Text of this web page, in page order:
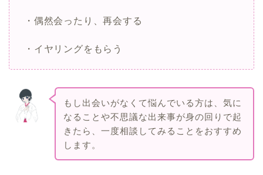
・偶然会ったり、再会する
・イヤリングをもらう
もし出会いがなくて悩んでいる方は、気に
なることや不思議な出来事が身の回りで起
きたら、一度相談してみることをおすすめ
します。